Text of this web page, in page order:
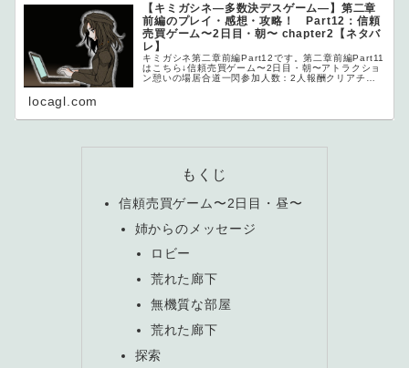
【キミガシネ―多数決デスゲーム―】第二章
前編のプレイ・感想・攻略！ Part12：信頼
売買ゲーム〜2日目・朝〜 chapter2【ネタバ
レ】
キミガシネ第二章前編Part12です。第二章前編Part11
はこちら↓信頼売買ゲーム〜2日目・朝〜アトラクショ
ン憩いの場居合道一閃参加人数：2人報酬クリアチッ
locagl.com
もくじ
信頼売買ゲーム〜2日目・昼〜
姉からのメッセージ
ロビー
荒れた廊下
無機質な部屋
荒れた廊下
探索